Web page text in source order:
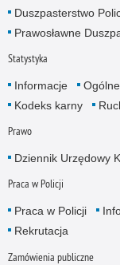
Duszpasterstwo
Prawosławne
Statystyka
Informacje
Kodeks karny
Prawo
Dziennik Urzędowy
Praca w Policji
Praca w Policji
Rekrutacja
Zamówienia publiczne